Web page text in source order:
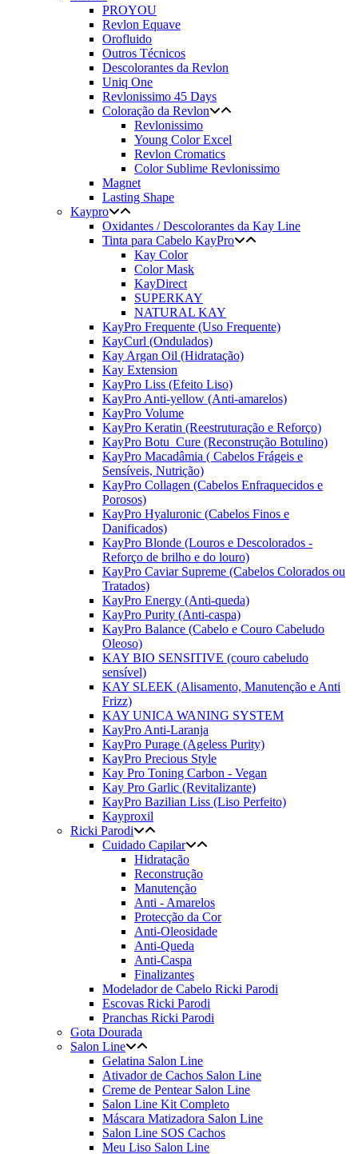
PROYOU
Revlon Equave
Orofluido
Outros Técnicos
Descolorantes da Revlon
Uniq One
Revlonissimo 45 Days
Coloração da Revlon
Revlonissimo
Young Color Excel
Revlon Cromatics
Color Sublime Revlonissimo
Magnet
Lasting Shape
Kaypro
Oxidantes / Descolorantes da Kay Line
Tinta para Cabelo KayPro
Kay Color
Color Mask
KayDirect
SUPERKAY
NATURAL KAY
KayPro Frequente (Uso Frequente)
KayCurl (Ondulados)
Kay Argan Oil (Hidratação)
Kay Extension
KayPro Liss (Efeito Liso)
KayPro Anti-yellow (Anti-amarelos)
KayPro Volume
KayPro Keratin (Reestruturação e Reforço)
KayPro Botu_Cure (Reconstrução Botulino)
KayPro Macadâmia ( Cabelos Frágeis e
Sensíveis, Nutrição)
KayPro Collagen (Cabelos Enfraquecidos e
Porosos)
KayPro Hyaluronic (Cabelos Finos e
Danificados)
KayPro Blonde (Louros e Descolorados -
Reforço de brilho e do louro)
KayPro Caviar Supreme (Cabelos Colorados ou
Tratados)
KayPro Energy (Anti-queda)
KayPro Purity (Anti-caspa)
KayPro Balance (Cabelo e Couro Cabeludo
Oleoso)
KAY BIO SENSITIVE (couro cabeludo
sensível)
KAY SLEEK (Alisamento, Manutenção e Anti
Frizz)
KAY UNICA WANING SYSTEM
KayPro Anti-Laranja
KayPro Purage (Ageless Purity)
KayPro Precious Style
Kay Pro Toning Carbon - Vegan
Kay Pro Garlic (Revitalizante)
KayPro Bazilian Liss (Liso Perfeito)
Kayproxil
Ricki Parodi
Cuidado Capilar
Hidratação
Reconstrução
Manutenção
Anti - Amarelos
Protecção da Cor
Anti-Oleosidade
Anti-Queda
Anti-Caspa
Finalizantes
Modelador de Cabelo Ricki Parodi
Escovas Ricki Parodi
Pranchas Ricki Parodi
Gota Dourada
Salon Line
Gelatina Salon Line
Ativador de Cachos Salon Line
Creme de Pentear Salon Line
Salon Line Kit Completo
Máscara Matizadora Salon Line
Salon Line SOS Cachos
Meu Liso Salon Line